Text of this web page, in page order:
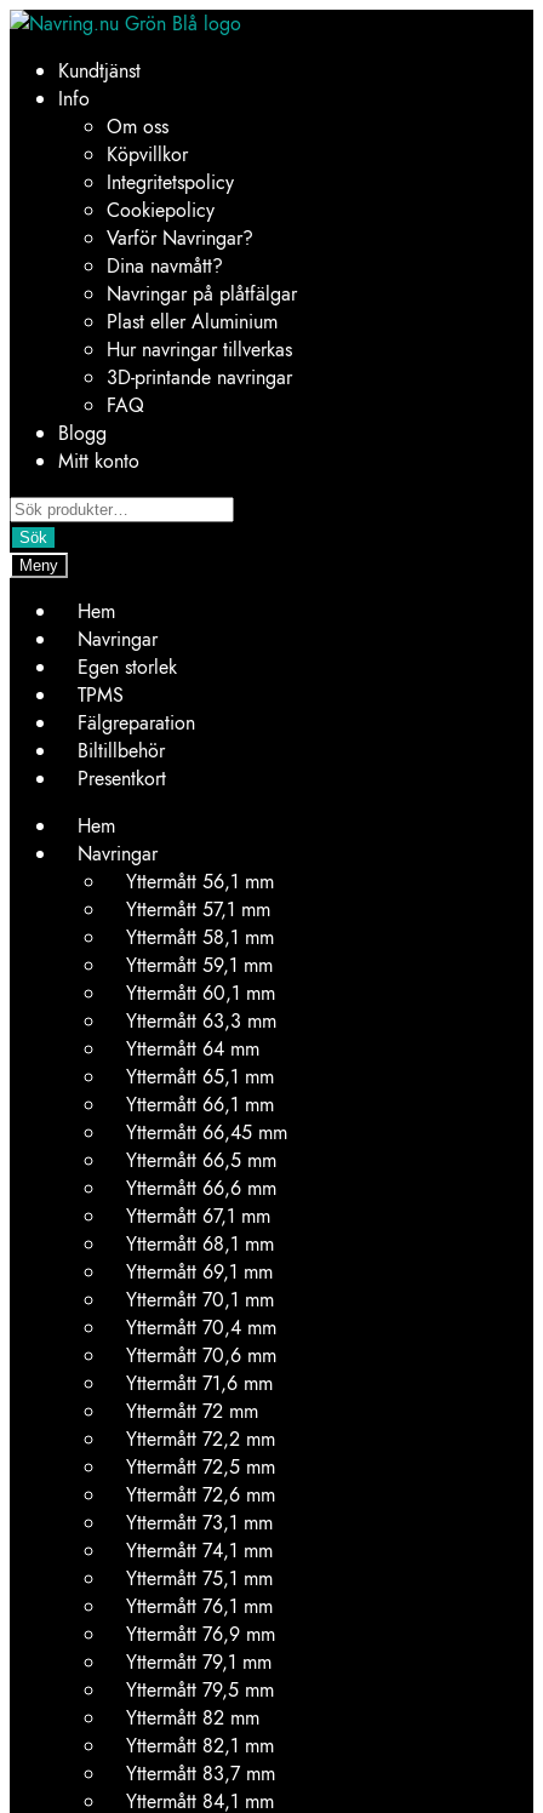
Hoppa
navigering
Hoppa
innehållKundtjänst
Info
Om oss
Köpvillkor
Integritetspolicy
Cookiepolicy
Varför Navringar?
Dina navmått?
Navringar på plåtfälgar
Plast eller Aluminium
Hur navringar tillverkas
3D-printande navringar
FAQ
Blogg
Mitt konto
Products
search
Sök
Meny
Hem
Navringar
Egen storlek
TPMS
Fälgreparation
Biltillbehör
Presentkort
Hem
Navringar
Yttermått 56,1 mm
Yttermått 57,1 mm
Yttermått 58,1 mm
Yttermått 59,1 mm
Yttermått 60,1 mm
Yttermått 63,3 mm
Yttermått 64 mm
Yttermått 65,1 mm
Yttermått 66,1 mm
Yttermått 66,45 mm
Yttermått 66,5 mm
Yttermått 66,6 mm
Yttermått 67,1 mm
Yttermått 68,1 mm
Yttermått 69,1 mm
Yttermått 70,1 mm
Yttermått 70,4 mm
Yttermått 70,6 mm
Yttermått 71,6 mm
Yttermått 72 mm
Yttermått 72,2 mm
Yttermått 72,5 mm
Yttermått 72,6 mm
Yttermått 73,1 mm
Yttermått 74,1 mm
Yttermått 75,1 mm
Yttermått 76,1 mm
Yttermått 76,9 mm
Yttermått 79,1 mm
Yttermått 79,5 mm
Yttermått 82 mm
Yttermått 82,1 mm
Yttermått 83,7 mm
Yttermått 84,1 mm